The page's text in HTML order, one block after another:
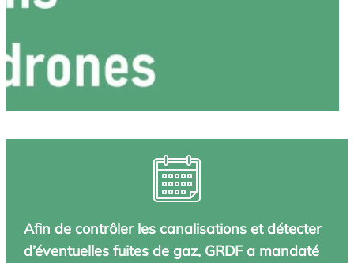
Afin de contrôler les canalisations et détecter
d’éventuelles fuites de gaz, GRDF a mandaté